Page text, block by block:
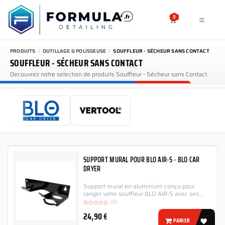
SE RENDRE AU CONTENU
0
PRODUITS OUTILLAGE & POLISSEUSE SOUFFLEUR - SÉCHEUR SANS CONTACT
SOUFFLEUR - SÉCHEUR SANS CONTACT
Decouvrez notre selection de produits Souffleur - Sécheur sans Contact.
SUPPORT MURAL POUR BLO AIR-S - BLO CAR
DRYER
Support mural en aluminium conçu pour
ranger votre souffleur BLO AIR-S avec ses
accessoires. Fixation sécurisée,
emplacements pour buses et câble
électrique inclus.
(0)
24,90€ PANIER